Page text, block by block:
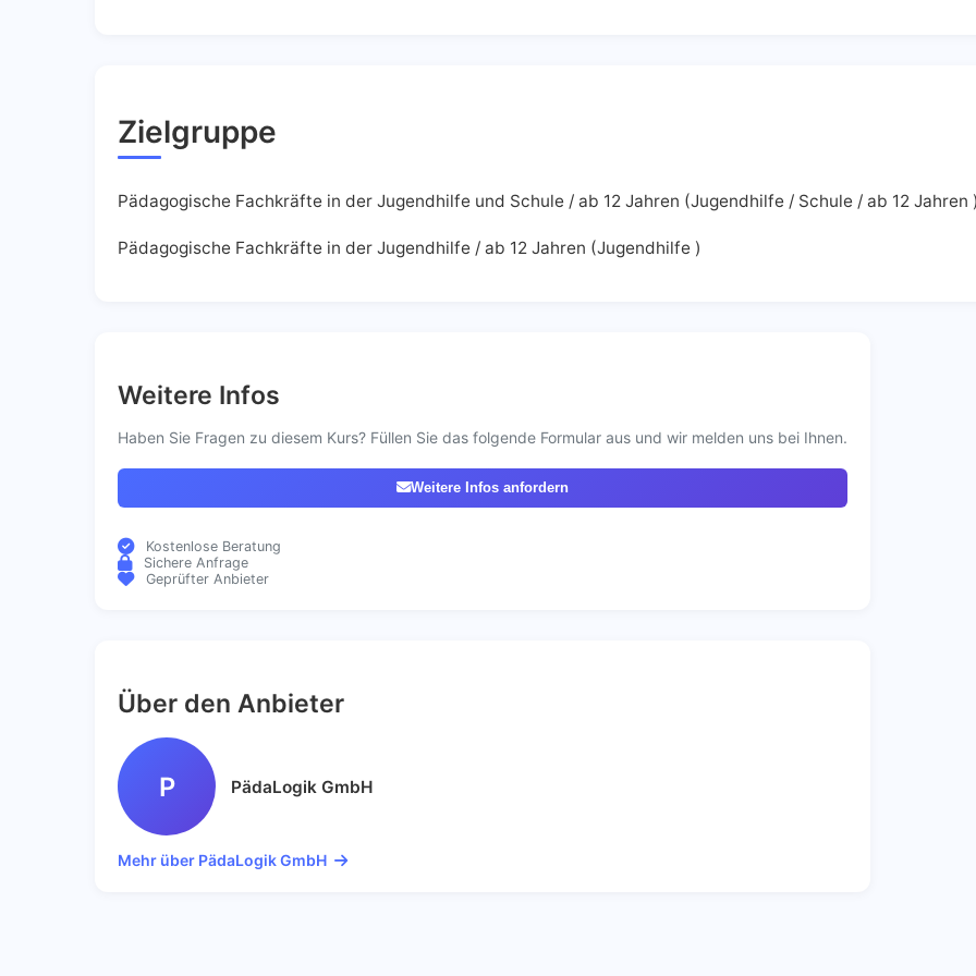
Zielgruppe
Pädagogische Fachkräfte in der Jugendhilfe und Schule / ab 12 Jahren (Jugendhilfe / Schule / ab 12 Jahren
Pädagogische Fachkräfte in der Jugendhilfe / ab 12 Jahren (Jugendhilfe )
Weitere Infos
Haben Sie Fragen zu diesem Kurs? Füllen Sie das folgende Formular aus und wir melden uns bei Ihnen.
Weitere Infos anfordern
Kostenlose Beratung
Sichere Anfrage
Geprüfter Anbieter
Über den Anbieter
P PädaLogik GmbH
Mehr über PädaLogik GmbH